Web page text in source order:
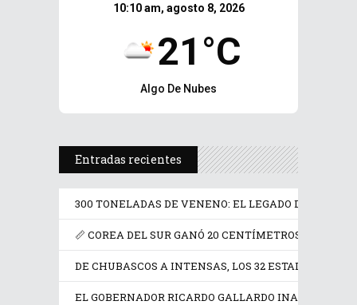
10:10 am, agosto 8, 2026
21°C
Algo De Nubes
Entradas recientes
300 TONELADAS DE VENENO: EL LEGADO DE
📏 COREA DEL SUR GANÓ 20 CENTÍMETROS EN UN
DE CHUBASCOS A INTENSAS, LOS 32 ESTADOS
EL GOBERNADOR RICARDO GALLARDO INAUGURA